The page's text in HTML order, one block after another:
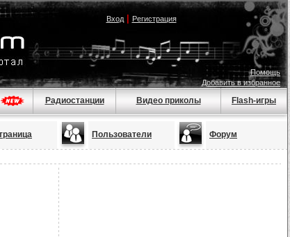
Вход| Регистрация
Помощь
Добавить в избранное
Радиостанции Видео приколы Flash-игры
Пользователи Форум